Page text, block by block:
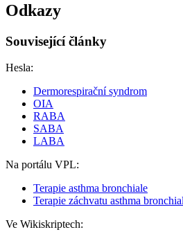
Odkazy
Související články
Hesla:
Dermorespirační syndrom
OIA
RABA
SABA
LABA
Na portálu VPL:
Terapie asthma bronchiale
Terapie záchvatu asthma
Ve Wikiskriptech: